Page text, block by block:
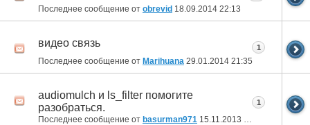
Последнее сообщение от obrevid 18.09.2014 22:13
видео связь
Последнее сообщение от Marihuana 29.01.2014 21:35
1
audiomulch и ls_filter помогите
разобраться.
Последнее сообщение от basurman971 15.11.2013
1